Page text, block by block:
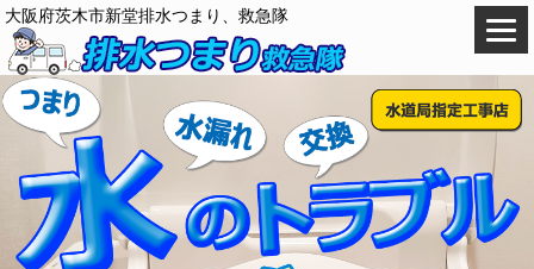
大阪府茨木市新堂排水つまり、救急隊